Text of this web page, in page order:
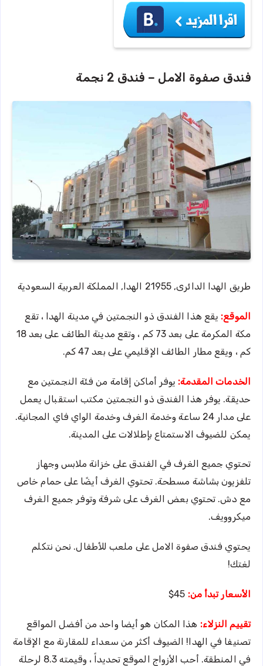
فندق صفوة الامل – فندق 2 نجمة
طريق الهدا الدائرى, 21955 الهدا, المملكة العربية السعودية
الموقع: يقع هذا الفندق ذو النجمتين في مدينة الهدا ، تقع
مكة المكرمة على بعد 73 كم ، وتقع مدينة الطائف على بعد 18
كم ، ويقع مطار الطائف الإقليمي على بعد 47 كم.
الخدمات المقدمة: يوفر أماكن إقامة من فئة النجمتين مع
حديقة. يوفر هذا الفندق ذو النجمتين مكتب استقبال يعمل
على مدار 24 ساعة وخدمة الغرف وخدمة الواي فاي المجانية.
يمكن للضيوف الاستمتاع بإطلالات على المدينة.
تحتوي جميع الغرف في الفندق على خزانة ملابس وجهاز
تلفزيون بشاشة مسطحة. تحتوي الغرف أيضًا على حمام خاص
مع دش. تحتوي بعض الغرف على شرفة وتوفر جميع الغرف
ميكروويف.
يحتوي فندق صفوة الامل على ملعب للأطفال. نحن نتكلم
لغتك!
الأسعار تبدأ من:
تقييم النزلاء: هذا المكان هو أيضا واحد من أفضل المواقع
تصنيفا في الهدا! الضيوف أكثر من سعداء للمقارنة مع الإقامة
في المنطقة. أحب الأزواج الموقع تحديداً ، وقيمته 8.3 لرحلة